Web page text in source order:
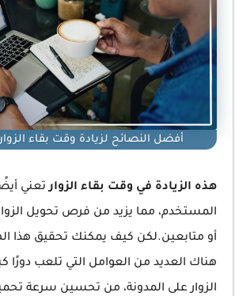
أفضل النصائح لزيادة وقت بقاء
هذه الزيادة في وقت بقاء الزوارتعني
المستخدم، مما يزيد من فرص تحويل
أو متابعين.لكن كيف يمكنك تحقيق هذا
هناك العديد من العوامل التي تلعب دورًا
الزوار على المدونة، من تحسين سرعة